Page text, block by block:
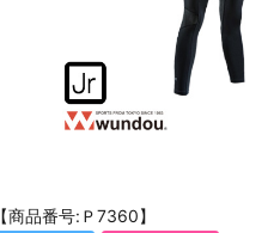
【商品番号:Ｐ7360】